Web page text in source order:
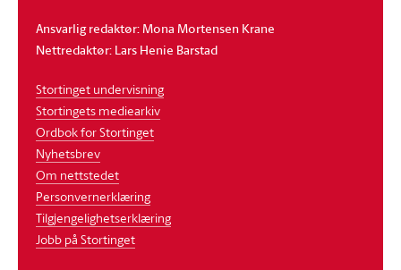
Ansvarlig redaktør: Mona Mortensen Krane
Nettredaktør: Lars Henie Barstad
Stortinget undervisning
Stortingets mediearkiv
Ordbok for Stortinget
Nyhetsbrev
Om nettstedet
Personvernerklæring
Tilgjengelighetserklæring
Jobb på Stortinget